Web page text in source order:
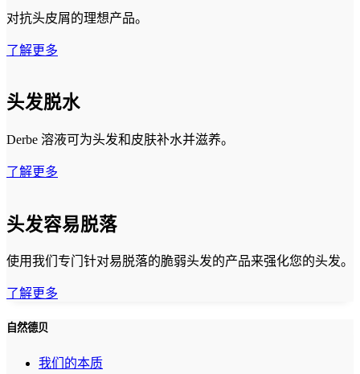
对抗头皮屑的理想产品。
了解更多
头发脱水
Derbe 溶液可为头发和皮肤补水并滋养。
了解更多
头发容易脱落
使用我们专门针对易脱落的脆弱头发的产品来强化您的头发。
了解更多
自然德贝
我们的本质